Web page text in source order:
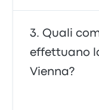
Quali
effettuano
Vienna?